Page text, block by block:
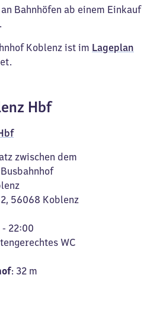
Bahnhöfen ab einem Einkauf
Koblenz ist im Lageplan
Hbf
zwischen dem
56068 Koblenz
22:00
WC
: 32 m